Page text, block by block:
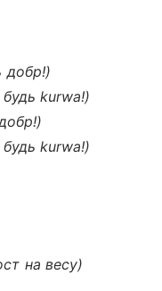
добр!)
kurwa!)
kurwa!)
на весу)